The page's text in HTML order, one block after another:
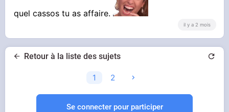
quel cassos tu as affaire.
il y a 2 mois
Retour à la liste des sujets
1 2
Se connecter pour participer